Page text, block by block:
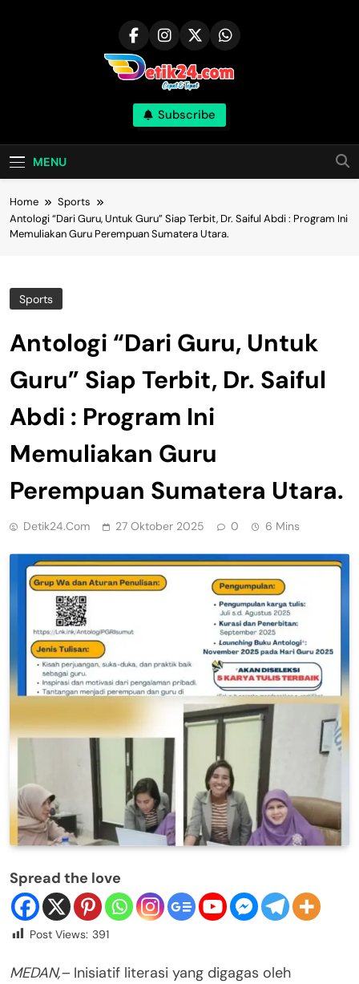
Subscribe
MENU
Home
Sports
Antologi “Dari Guru, Untuk Guru” Siap Terbit, Dr. Saiful Abdi : Program Ini
Memuliakan Guru Perempuan Sumatera Utara.
Sports
Antologi “Dari Guru, Untuk
Guru” Siap Terbit, Dr. Saiful
Abdi : Program Ini
Memuliakan Guru
Perempuan Sumatera Utara.
Detik24.com 27 Oktober 2025 0 6 Mins
Spread the love
Post Views: 391
MEDAN,– Inisiatif literasi yang digagas oleh